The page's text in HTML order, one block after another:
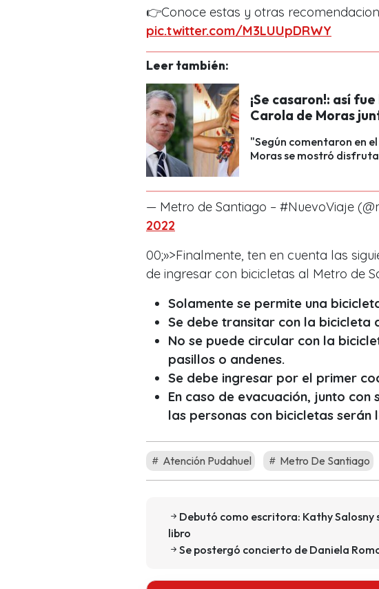
👉Conoce estas y otras
pic.twitter.com/M3LUUpDRWY
Leer también:
¡Se casaron!: así
Carola de Moras
"Según comentaron en
Moras se mostró
— Metro de Santiago – #NuevoViaje
2022
00;»>Finalmente, ten en cuenta las
de ingresar con bicicletas al Metro de
Solamente se permite una
Se debe transitar con la bicicleta
No se puede circular con la
pasillos o andenes.
Se debe ingresar por el primer
En caso de evacuación, junto con
las personas con bicicletas serán
Atención Pudahuel Metro De Santiago
Debutó como escritora: Kathy
libro
Se postergó concierto de Daniela